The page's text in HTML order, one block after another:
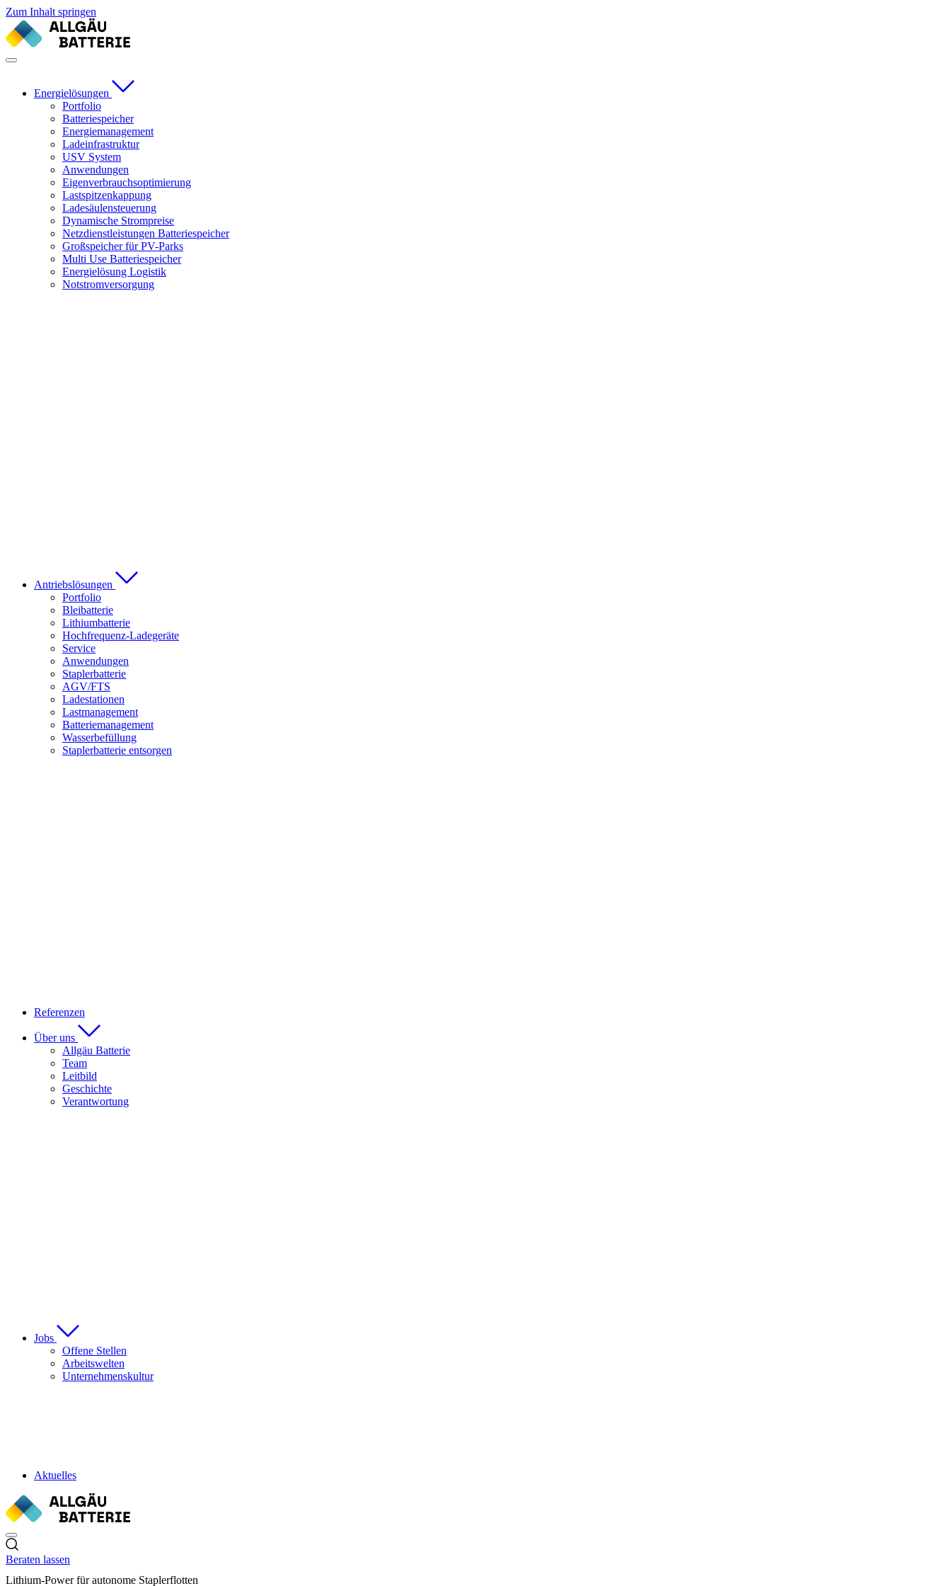
Zum Inhalt springen
Energielösungen
Portfolio
Batteriespeicher
Energiemanagement
Ladeinfrastruktur
USV System
Anwendungen
Eigenverbrauchsoptimierung
Lastspitzenkappung
Ladesäulensteuerung
Dynamische Strompreise
Netzdienstleistungen Batteriespeicher
Großspeicher für PV-Parks
Multi Use Batteriespeicher
Energielösung Logistik
Notstromversorgung
Antriebslösungen
Portfolio
Bleibatterie
Lithiumbatterie
Hochfrequenz-Ladegeräte
Service
Anwendungen
Staplerbatterie
AGV/FTS
Ladestationen
Lastmanagement
Batteriemanagement
Wasserbefüllung
Staplerbatterie entsorgen
Referenzen
Über uns
Allgäu Batterie
Team
Leitbild
Geschichte
Verantwortung
Jobs
Offene Stellen
Arbeitswelten
Unternehmenskultur
Aktuelles
Beraten lassen
Lithium-Power für autonome Staplerflotten